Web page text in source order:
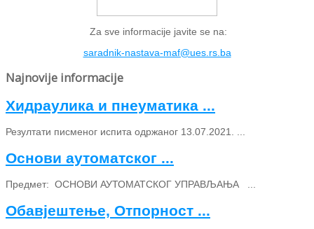
Za sve informacije javite se na:
saradnik-nastava-maf@ues.rs.ba
Najnovije informacije
Хидраулика и пнеуматика ...
Резултати писменог испита одржаног 13.07.2021. ...
Основи аутоматског ...
Предмет: ОСНОВИ АУТОМАТСКОГ УПРАВЉАЊА ...
Обавјештење, Отпорност ...